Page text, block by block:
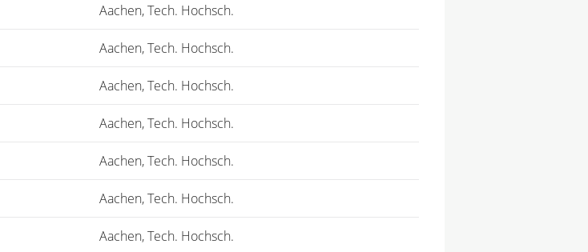
Aachen, Tech. Hochsch.
Aachen, Tech. Hochsch.
Aachen, Tech. Hochsch.
Aachen, Tech. Hochsch.
Aachen, Tech. Hochsch.
Aachen, Tech. Hochsch.
Aachen, Tech. Hochsch.